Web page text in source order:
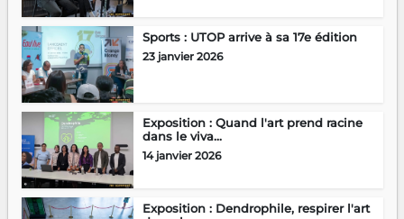
Sports : UTOP arrive à sa 17e édition
23 janvier 2026
Exposition : Quand l'art prend racine
dans le viva...
14 janvier 2026
Exposition : Dendrophile, respirer l'art